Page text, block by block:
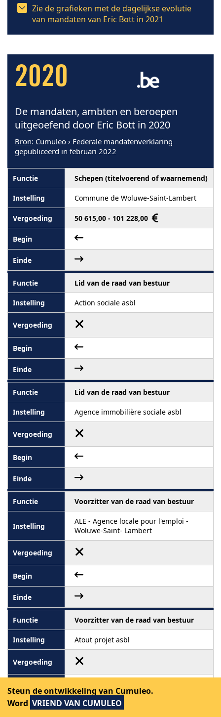
Zie de grafieken met de dagelijkse evolutie
van mandaten van Eric Bott in 2021
2020
De mandaten, ambten en beroepen
uitgeoefend door Eric Bott in 2020
Bron: Cumuleo › Federale mandatenverklaring
gepubliceerd in februari 2022
Schepen (titelvoerend of waarnemend)
Commune de Woluwe-Saint-Lambert
50 615,00 - 101 228,00
Lid van de raad van bestuur
Action sociale asbl
Lid van de raad van bestuur
Agence immobilière sociale asbl
Voorzitter van de raad van bestuur
ALE - Agence locale pour l'emploi -
Woluwe-Saint- Lambert
Voorzitter van de raad van bestuur
Atout projet asbl
Steun de ontwikkeling van Cumuleo.
Word VRIEND VAN CUMULEO